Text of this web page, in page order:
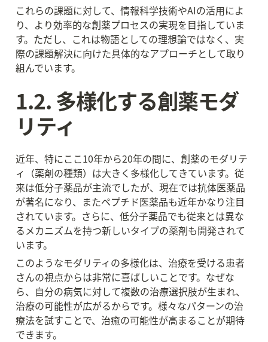
これらの課題に対して、情報科学技術やAIの活用によ
り、より効率的な創薬プロセスの実現を目指していま
す。ただし、これは物語としての理想論ではなく、実
際の課題解決に向けた具体的なアプローチとして取り
組んでいます。
1.2. 多様化する創薬モダ
リティ
近年、特にここ10年から20年の間に、創薬のモダリテ
ィ（薬剤の種類）は大きく多様化してきています。従
来は低分子薬品が主流でしたが、現在では抗体医薬品
が著名になり、またペプチド医薬品も近年かなり注目
されています。さらに、低分子薬品でも従来とは異な
るメカニズムを持つ新しいタイプの薬剤も開発されて
います。
このようなモダリティの多様化は、治療を受ける患者
さんの視点からは非常に喜ばしいことです。なぜな
ら、自分の病気に対して複数の治療選択肢が生まれ、
治療の可能性が広がるからです。様々なパターンの治
療法を試すことで、治癒の可能性が高まることが期待
できます。